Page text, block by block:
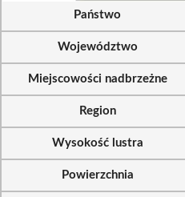
Państwo
Województwo
Miejscowości nadbrzeżne
Region
Wysokość lustra
Powierzchnia